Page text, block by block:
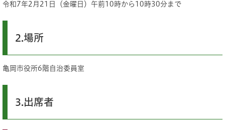
令和7年2月21日（金曜日）午前10時から10時30分まで
2.場所
亀岡市役所6階自治委員室
3.出席者